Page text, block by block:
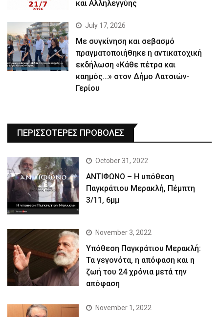
και Αλληλεγγύης
July 17, 2026
Με συγκίνηση και σεβασμό
πραγματοποιήθηκε η αντικατοχική
εκδήλωση «Κάθε πέτρα και
καημός…» στον Δήμο Λατσιών-
Γερίου
ΠΕΡΙΣΣΟΤΕΡΕΣ ΠΡΟΒΟΛΕΣ
October 31, 2022
ΑΝΤΙΦΩΝΟ – Η υπόθεση
Παγκράτιου Μερακλή, Πέμπτη
3/11, 6μμ
November 3, 2022
Yπόθεση Παγκράτιου Μερακλή:
Τα γεγονότα, η απόφαση και η
ζωή του 24 χρόνια μετά την
απόφαση
November 1, 2022